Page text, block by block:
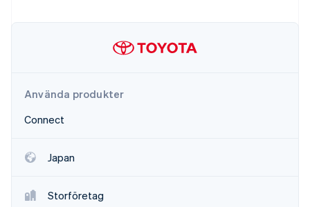
Ecosystem
Använda produkter
Connect
Japan
Storföretag